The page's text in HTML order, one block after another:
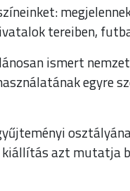
tereiben,
ismert
egyre
azt mutatja